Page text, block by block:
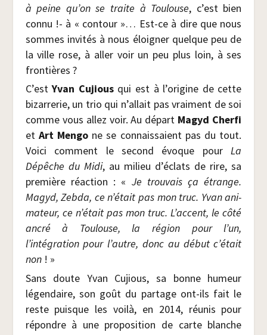
à peine qu’on se traite à Tou­louse, c’est bien
connu !- à « contour »… Est-ce à dire que nous
sommes invi­tés à nous éloi­gner quelque peu de
la ville rose, à aller voir un peu plus loin, à ses
frontières ?
C’estYvan Cujiousqui est à l’origine de cette
bizar­re­rie, un trio qui n’allait pas vrai­ment de soi
comme vous allez voir. Au départ Magyd Cher­fi
et Art Men­go ne se connais­saient pas du tout.
Voi­ci com­ment le second évoque pourLa
Dépêche du Midi, au milieu d’éclats de rire, sa
pre­mière réac­tion : « Je trou­vais ça étrange.
Magyd, Zeb­da, ce n’était pas mon truc. Yvan ani­
ma­teur, ce n’était pas mon truc. L’accent, le côté
ancré à Tou­louse, la région pour l’un,
l’intégration pour l’autre, donc au début c’était
non! »
Sans doute Yvan Cujious, sa bonne humeur
légen­daire, son goût du par­tage ont-ils fait le
reste puisque les voi­là, en 2014, réunis pour
répondre à une pro­po­si­tion de carte blanche